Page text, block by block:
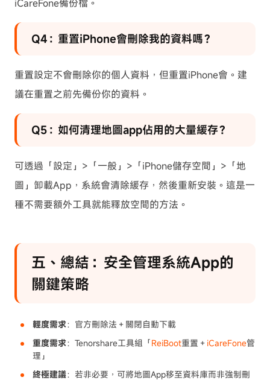
iCareFone備份檔。
Q4：重置iPhone會刪除我的資料嗎？
重置設定不會刪除你的個人資料，但重置iPhone會。建
議在重置之前先備份你的資料。
Q5：如何清理地圖app佔用的大量緩存？
可透過「設定」>「一般」>「iPhone儲存空間」>「地
圖」卸載App，系統會清除緩存，然後重新安裝。這是一
種不需要額外工具就能釋放空間的方法。
五、總結：安全管理系統App的
關鍵策略
輕度需求：官方刪除法＋關閉自動下載
重度需求：Tenorshare工具組「ReiBoot重置＋ iCareFone管
理」
終極建議：若非必要，可將地圖App移至資料庫而非強制刪